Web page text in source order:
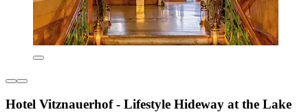
Hotel Vitznauerhof - Lifestyle Hideway at the Lake